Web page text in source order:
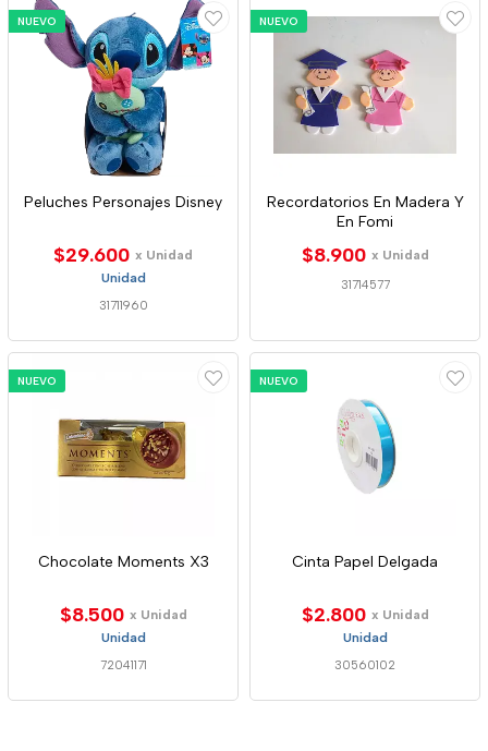
NUEVO
Peluches Personajes Disney
$29.600 x Unidad
Unidad
31711960
NUEVO
Recordatorios En Madera Y
En Fomi
$8.900 x Unidad
31714577
NUEVO
Chocolate Moments X3
$8.500 x Unidad
Unidad
72041171
NUEVO
Cinta Papel Delgada
$2.800 x Unidad
Unidad
30560102